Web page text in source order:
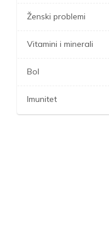
Ženski problemi
Vitamini i minerali
Bol
Imunitet